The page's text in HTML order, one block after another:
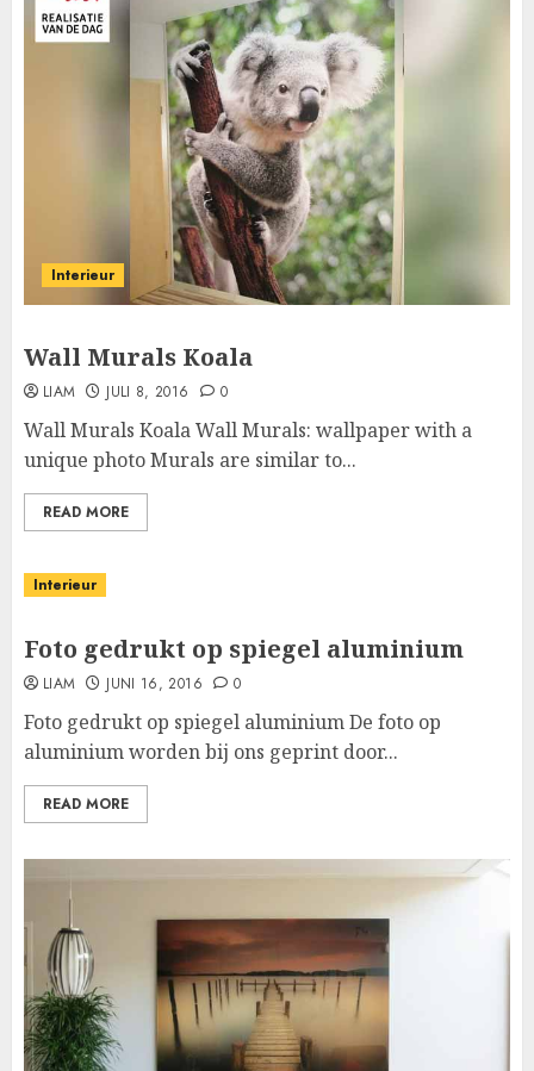
Interieur
Wall Murals Koala
LIAM JULI 8, 2016 0
Wall Murals Koala Wall Murals: wallpaper with a
unique photo Murals are similar to...
READ MORE
Interieur
Foto gedrukt op spiegel aluminium
LIAM JUNI 16, 2016 0
Foto gedrukt op spiegel aluminium De foto op
aluminium worden bij ons geprint door...
READ MORE